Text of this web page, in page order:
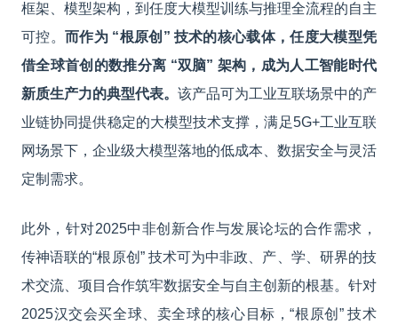
框架、模型架构，到任度大模型训练与推理全流程的自主
可控。 而作为 “根原创” 技术的核心载体，任度大模型凭
借全球首创的数推分离 “双脑” 架构，成为人工智能时代
新质生产力的典型代表。 该产品可为工业互联场景中的产
业链协同提供稳定的大模型技术支撑，满足5G+工业互联
网场景下，企业级大模型落地的低成本、数据安全与灵活
定制需求。
此外，针对2025中非创新合作与发展论坛的合作需求，
传神语联的“根原创” 技术可为中非政、产、学、研界的技
术交流、项目合作筑牢数据安全与自主创新的根基。针对
2025汉交会买全球、卖全球的核心目标，“根原创” 技术